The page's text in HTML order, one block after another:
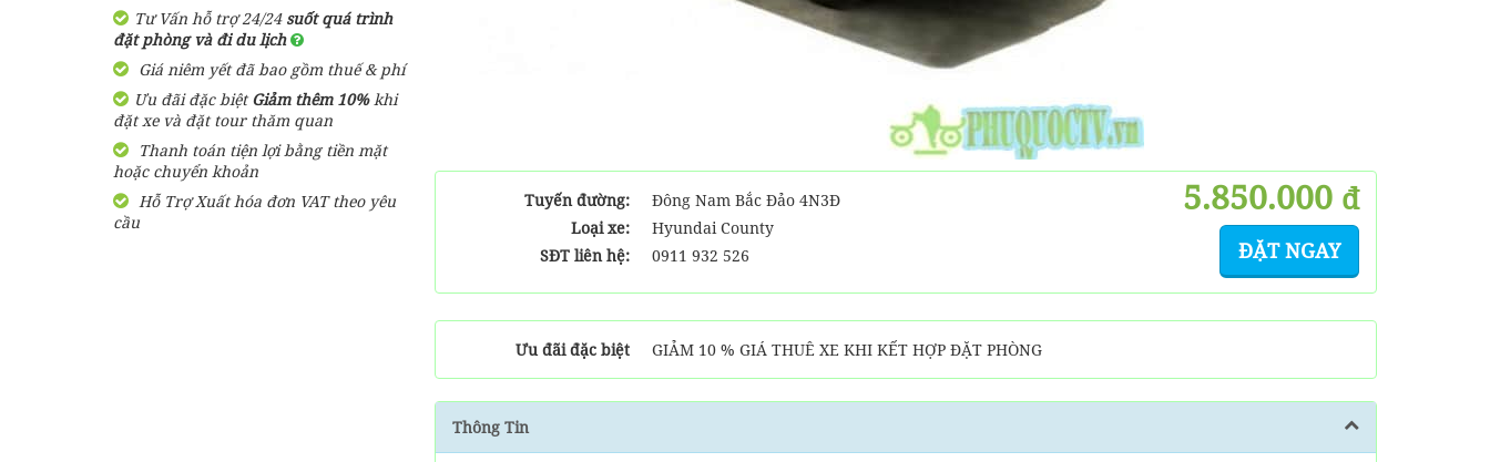
Cho Thuê Xe Đi Tour 2
Ngày 1 Đêm Tuyến Nam
Bắc
Giá từ: 2,100,000 đ
Cho Thuê Xe Đi Tour 3
Ngày 2 Đêm Tuyến Đông
Nam
Giá từ: 2,750,000 đ
Tư Vấn hỗ trợ 24/24 suốt quá trình
đặt phòng và đi du lịch
Giá niêm yết đã bao gồm thuế & phí
Ưu đãi đặc biệtGiảm thêm 10%khi
đặt xe và đặt tour thăm quan
Thanh toán tiện lợi bằng tiền mặt
hoặc chuyển khoản
Hỗ Trợ Xuất hóa đơn VAT theo yêu
cầu
Tuyến đường:
Đông Nam Bắc Đảo 4N3Đ
Loại xe:
Hyundai County
SĐT liên hệ:
0911 932 526
5.850.000 đ
ĐẶT NGAY
Ưu đãi đặc biệt GIẢM 10 % GIÁ THUÊ XE KHI KẾT HỢP ĐẶT PHÒNG
Thông Tin